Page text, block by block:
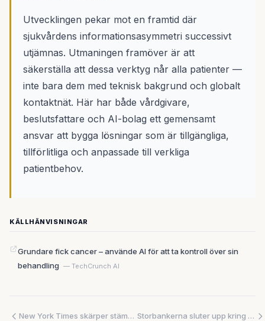
Utvecklingen pekar mot en framtid där
sjukvårdens informationsasymmetri successivt
utjämnas. Utmaningen framöver är att
säkerställa att dessa verktyg når alla patienter —
inte bara dem med teknisk bakgrund och globalt
kontaktnät. Här har både vårdgivare,
beslutsfattare och AI-bolag ett gemensamt
ansvar att bygga lösningar som är tillgängliga,
tillförlitliga och anpassade till verkliga
patientbehov.
KÄLLHÄNVISNINGAR
Grundare fick cancer – använde AI för att ta kontroll över sin
behandling — TechCrunch AI
New York Times skärper stämning mot Microsoft – hävdar att superdator medvetet byggdes för att träna AI på upphovsrättsskyddat material
Storbankerna sluter upp kring gemensam kod – men det är kassaapparaten som avgör om det digitala betalningsskiftet lyckas